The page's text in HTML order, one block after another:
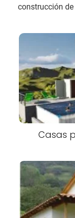
construcción
Casas